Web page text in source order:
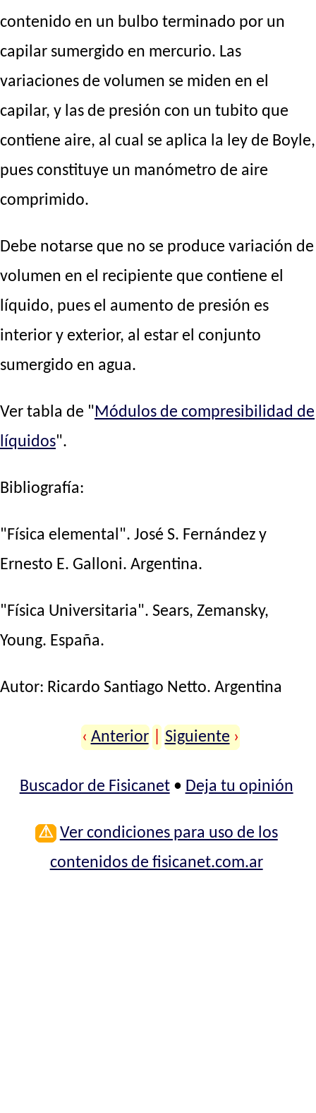
contenido en un bulbo terminado por un
capilar sumergido en mercurio. Las
variaciones de volumen se miden en el
capilar, y las de presión con un tubito que
contiene aire, al cual se aplica la ley de Boyle,
pues constituye un manómetro de aire
comprimido.
Debe notarse que no se produce variación de
volumen en el recipiente que contiene el
líquido, pues el aumento de presión es
interior y exterior, al estar el conjunto
sumergido en agua.
Ver tabla de "Módulos de compresibilidad de
líquidos".
Bibliografía:
"Física elemental". José S. Fernández y
Ernesto E. Galloni. Argentina.
"Física Universitaria". Sears, Zemansky,
Young. España.
Autor: Ricardo Santiago Netto. Argentina
‹ Anterior Siguiente ›
Buscador de Fisicanet• Deja tu opinión
⚠ Ver condiciones para uso de los
contenidos de fisicanet.com.ar